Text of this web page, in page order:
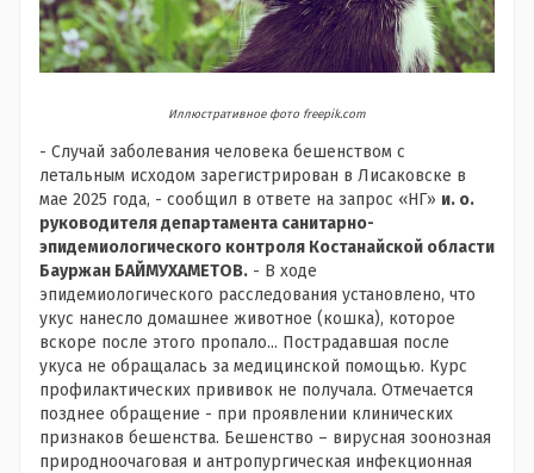
Иллюстративное фото freepik.com
- Случай заболевания человека бешенством с
летальным исходом зарегистрирован в Лисаковске в
мае 2025 года, - сообщил в ответе на запрос «НГ» и. о.
руководителя департамента санитарно-
эпидемиологического контроля Костанайской области
Бауржан БАЙМУХАМЕТОВ. - В ходе
эпидемиологического расследования установлено, что
укус нанесло домашнее животное (кошка), которое
вскоре после этого пропало... Пострадавшая после
укуса не обращалась за медицинской помощью. Курс
профилактических прививок не получала. Отмечается
позднее обращение - при проявлении клинических
признаков бешенства. Бешенство – вирусная зоонозная
природноочаговая и антропургическая инфекционная